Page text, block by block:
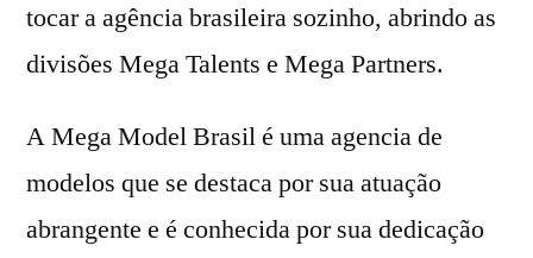
tocar a agência brasileira sozinho, abrindo as
divisões Mega Talents e Mega Partners.
A Mega Model Brasil é uma agencia de
modelos que se destaca por sua atuação
abrangente e é conhecida por sua dedicação